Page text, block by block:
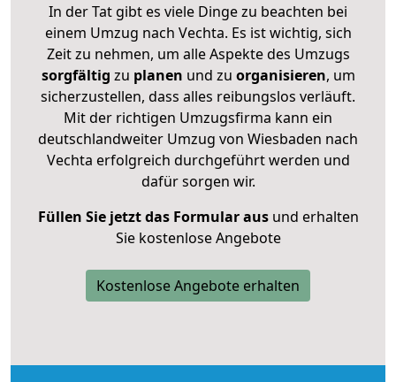
In der Tat gibt es viele Dinge zu beachten bei
einem Umzug nach Vechta. Es ist wichtig, sich
Zeit zu nehmen, um alle Aspekte des Umzugs
sorgfältig zu planen und zu organisieren, um
sicherzustellen, dass alles reibungslos verläuft.
Mit der richtigen Umzugsfirma kann ein
deutschlandweiter Umzug von Wiesbaden nach
Vechta erfolgreich durchgeführt werden und
dafür sorgen wir.
Füllen Sie jetzt das Formular ausund erhalten
Sie kostenlose Angebote
Kostenlose Angebote erhalten